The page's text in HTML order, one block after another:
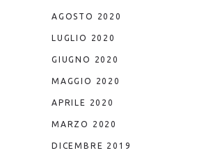
AGOSTO 2020
LUGLIO 2020
GIUGNO 2020
MAGGIO 2020
APRILE 2020
MARZO 2020
DICEMBRE 2019